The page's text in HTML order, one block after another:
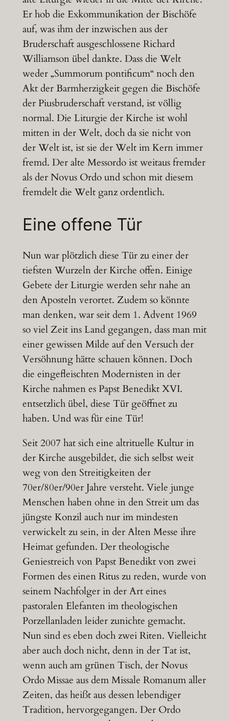
Er hob die Exkommunikation der Bischöfe
auf, was ihm der inzwischen aus der
Bruderschaft ausgeschlossene Richard
Williamson übel dankte. Dass die Welt
weder „Summorum pontificum“ noch den
Akt der Barmherzigkeit gegen die Bischöfe
der Piusbruderschaft verstand, ist völlig
normal. Die Liturgie der Kirche ist wohl
mitten in der Welt, doch da sie nicht von
der Welt ist, ist sie der Welt im Kern immer
fremd. Der alte Messordo ist weitaus fremder
als der Novus Ordo und schon mit diesem
fremdelt die Welt ganz ordentlich.
Eine offene Tür
Nun war plötzlich diese Tür zu einer der
tiefsten Wurzeln der Kirche offen. Einige
Gebete der Liturgie werden sehr nahe an
den Aposteln verortet. Zudem so könnte
man denken, war seit dem 1. Advent 1969
so viel Zeit ins Land gegangen, dass man mit
einer gewissen Milde auf den Versuch der
Versöhnung hätte schauen können. Doch
die eingefleischten Modernisten in der
Kirche nahmen es Papst Benedikt XVI.
entsetzlich übel, diese Tür geöffnet zu
haben. Und was für eine Tür!
Seit 2007 hat sich eine altrituelle Kultur in
der Kirche ausgebildet, die sich selbst weit
weg von den Streitigkeiten der
70er/80er/90er Jahre versteht. Viele junge
Menschen haben ohne in den Streit um das
jüngste Konzil auch nur im mindesten
verwickelt zu sein, in der Alten Messe ihre
Heimat gefunden. Der theologische
Geniestreich von Papst Benedikt von zwei
Formen des einen Ritus zu reden, wurde von
seinem Nachfolger in der Art eines
pastoralen Elefanten im theologischen
Porzellanladen leider zunichte gemacht.
Nun sind es eben doch zwei Riten. Vielleicht
aber auch doch nicht, denn in der Tat ist,
wenn auch am grünen Tisch, der Novus
Ordo Missae aus dem Missale Romanum aller
Zeiten, das heißt aus dessen lebendiger
Tradition, hervorgegangen. Der Ordo